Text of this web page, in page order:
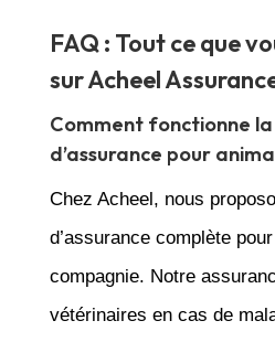
FAQ : Tout ce que
sur Acheel
Comment fonctionne
d’assurance pour
Chez Acheel, nous
d’assurance complète
compagnie. Notre
vétérinaires en cas de